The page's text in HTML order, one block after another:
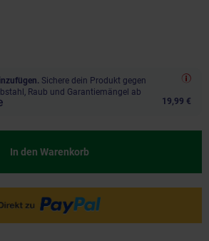
Sichere dein Produkt gegen
Raub und Garantiemängel ab
19,99 €
In den Warenkorb